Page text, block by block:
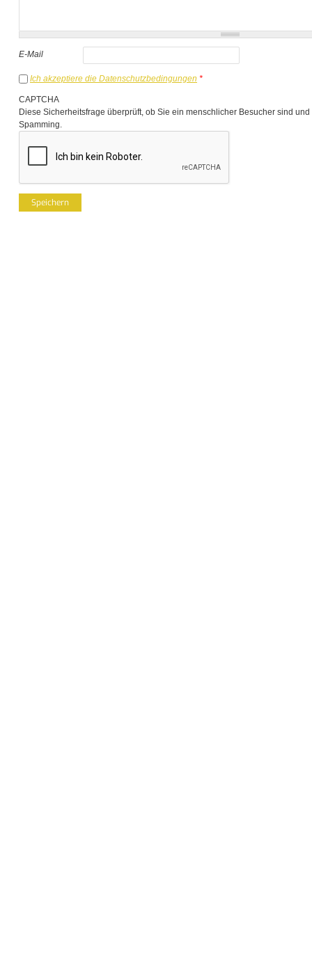
E-Mail
Ich akzeptiere die Datenschutzbedingungen *
CAPTCHA
Diese Sicherheitsfrage überprüft, ob Sie ein menschlicher Besucher sind
Spamming.